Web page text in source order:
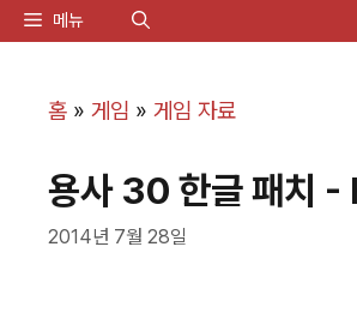
메뉴
홈 » 게임 » 게임 자료
용사 30 한글 패
2014년 7월 28일